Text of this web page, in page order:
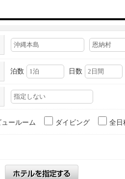
泊数 日数
ールーム ダイビング 全日